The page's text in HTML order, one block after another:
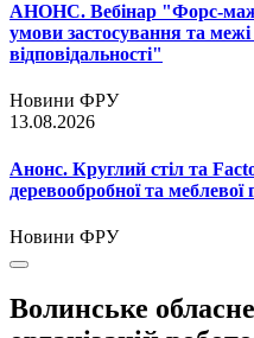
АНОНС. Вебінар "Форс-
умови застосування та межі
відповідальності"
Новини ФРУ
13.08.2026
Анонс. Круглий стіл та
деревообробної та меблевої
Новини ФРУ
Волинське